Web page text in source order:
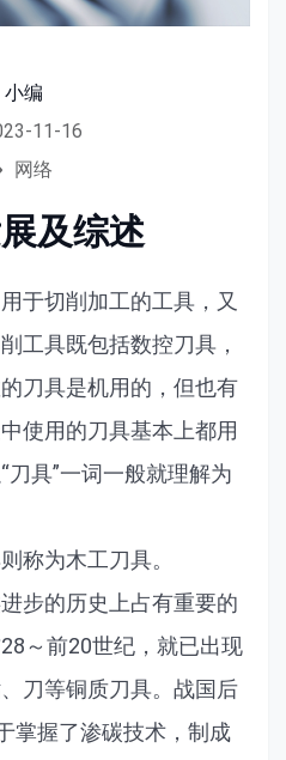
小编
11-16
网络
及综述
切削加工的工具，又
工具既包括数控刀具，
刀具是机用的，但也有
使用的刀具基本上都用
具”一词一般就理解为
为木工刀具。
的历史上占有重要的
～前20世纪，就已出现
刀等铜质刀具。战国后
掌握了渗碳技术，制成